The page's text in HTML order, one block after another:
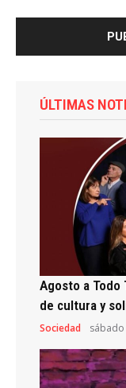
ÚLTIMAS
Agosto a Todo
de cultura y
Sociedad